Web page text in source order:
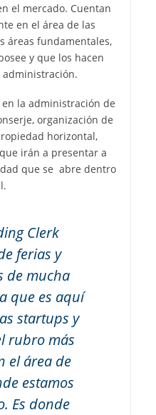
el mercado. Cuentan
en el área de las
áreas fundamentales,
y que los hacen
administración.
en la administración de
organización de
horizontal,
irán a presentar a
que se abre dentro
Clerk
ferias y
de mucha
que es aquí
startups y
rubro más
el área de
estamos
Es donde